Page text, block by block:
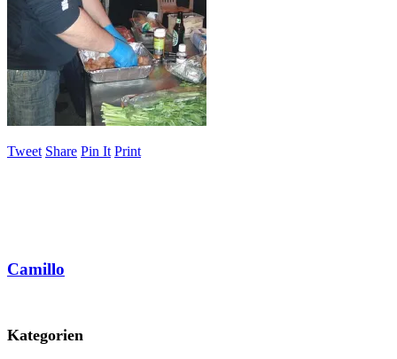
Tweet Share Pin It Print
Camillo
Kategorien